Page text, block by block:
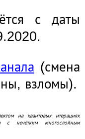
с даты
(смена
взломы).
на квантовых итерациях
с нечётким многослойным